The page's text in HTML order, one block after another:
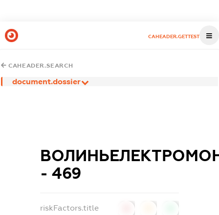
CAHEADER.GETTEST
CAHEADER.SEARCH
document.dossier
- 469
riskFactors.title